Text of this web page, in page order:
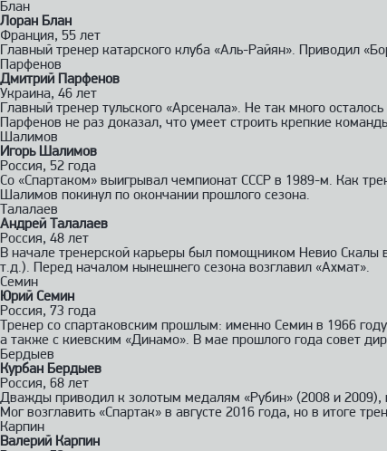
Блан
Лоран Блан
Франция, 55 лет
Главный тренер катарского клуба «Аль-Райян». Приводил
Парфенов
Дмитрий Парфенов
Украина, 46 лет
Главный тренер тульского «Арсенала». Не так много
Парфенов не раз доказал, что умеет строить крепкие
Шалимов
Игорь Шалимов
Россия, 52 года
Со «Спартаком» выигрывал чемпионат СССР в 1989-м. Как
Шалимов покинул по окончании прошлого сезона.
Талалаев
Андрей Талалаев
Россия, 48 лет
В начале тренерской карьеры был помощником Невио Скалы
т.д.). Перед началом нынешнего сезона возглавил «Ахмат».
Семин
Юрий Семин
Россия, 73 года
Тренер со спартаковским прошлым: именно Семин в 1966
а также с киевским «Динамо». В мае прошлого года совет
Бердыев
Курбан Бердыев
Россия, 68 лет
Дважды приводил к золотым медалям «Рубин» (2008 и 2009),
Мог возглавить «Спартак» в августе 2016 года, но в итоге
Карпин
Валерий Карпин